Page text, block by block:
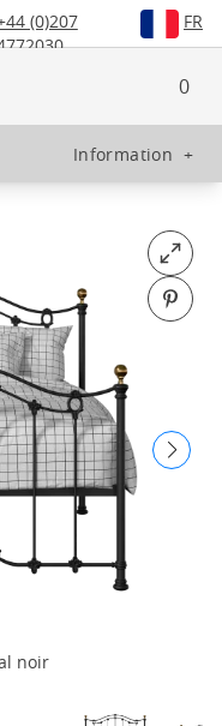
(0)207
FR
0
Information +
Open
Pin
noir